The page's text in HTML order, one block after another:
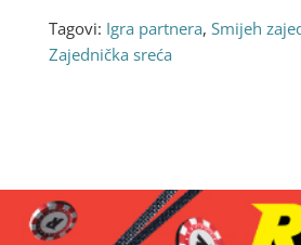
Tagovi: Igra partnera, Smijeh
Zajednička sreća